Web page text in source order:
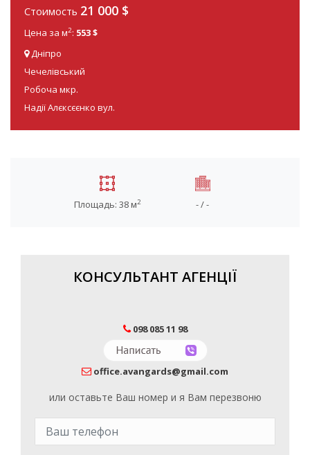
Стоимость 21 000 $
Цена за м2: 553 $
Дніпро
Чечелівський
Робоча мкр.
Надії Алєксєєнко вул.
Площадь: 38 м2 - / -
КОНСУЛЬТАНТ АГЕНЦІЇ
098 085 11 98
office.avangards@gmail.com
или оставьте Ваш номер и я Вам перезвоню